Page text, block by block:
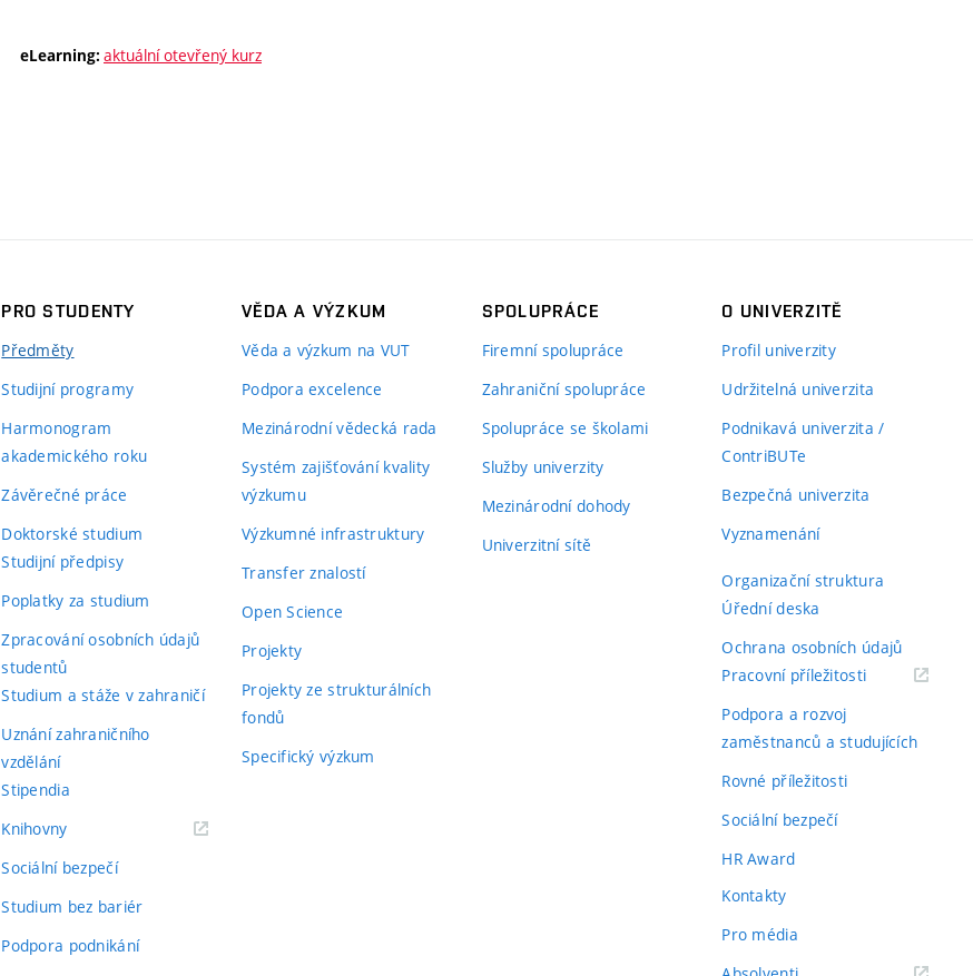
eLearning: aktuální otevřený kurz
PRO STUDENTY
Předměty
Studijní programy
Harmonogram
akademického roku
Závěrečné práce
Doktorské studium
Studijní předpisy
Poplatky za studium
Zpracování osobních údajů
studentů
Studium a stáže v zahraničí
Uznání zahraničního
vzdělání
Stipendia
Knihovny(externí
Sociální bezpečí
Studium bez bariér
Podpora podnikání
VĚDA A VÝZKUM
Věda a výzkum na VUT
Podpora excelence
Mezinárodní vědecká rada
Systém zajišťování kvality
výzkumu
Výzkumné infrastruktury
Transfer znalostí
Open Science
Projekty
Projekty ze strukturálních
fondů
Specifický výzkum
SPOLUPRÁCE
Firemní spolupráce
Zahraniční spolupráce
Spolupráce se školami
Služby univerzity
Mezinárodní dohody
Univerzitní sítě
O UNIVERZITĚ
Profil univerzity
Udržitelná univerzita
Podnikavá univerzita /
ContriBUTe
Bezpečná univerzita
Vyznamenání
Organizační struktura
Úřední deska
Ochrana osobních údajů
Pracovní příležitosti(externí
Podpora a rozvoj
zaměstnanců a studujících
Rovné příležitosti
Sociální bezpečí
HR Award
Kontakty
Pro média
(externí